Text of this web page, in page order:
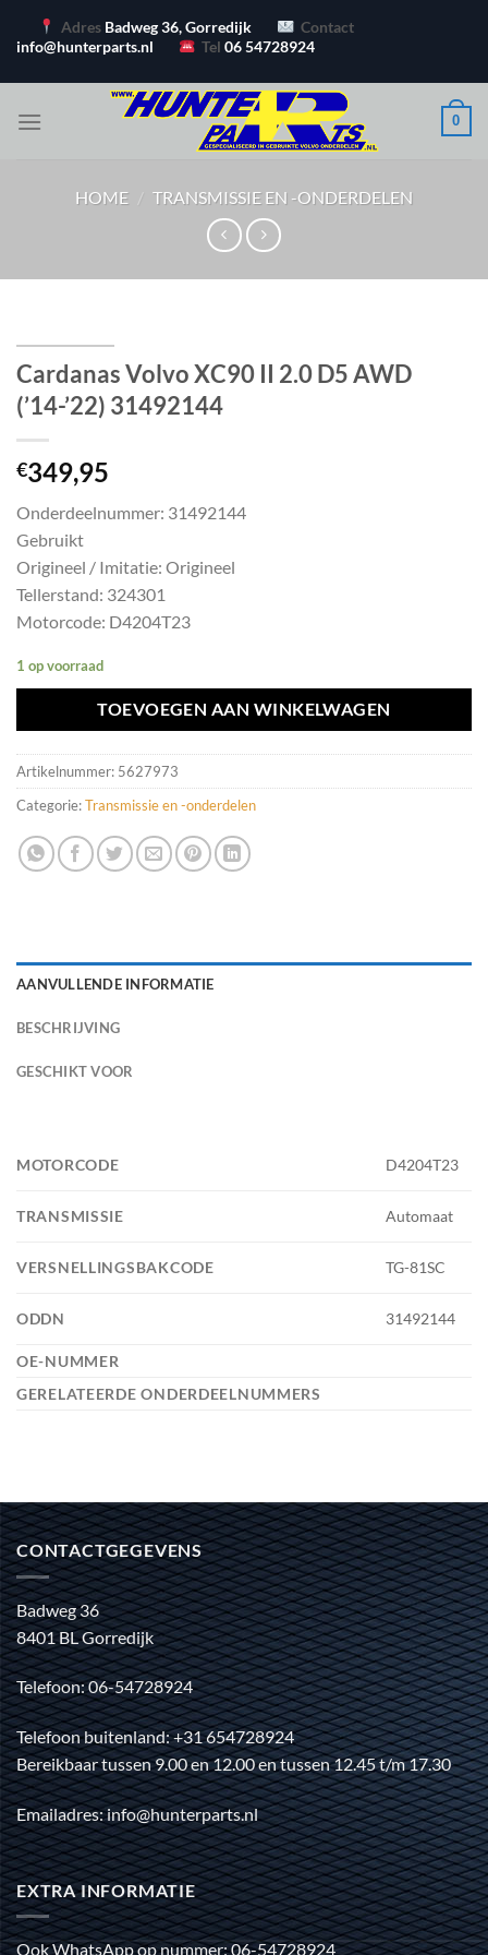
naar
Adres Badweg 36, Gorredijk
Contact
info@hunterparts.nl
Tel06 54728924
0
HOME / TRANSMISSIE EN -ONDERDELEN
Cardanas Volvo XC90 II 2.0 D5 AWD
(’14-’22) 31492144
€349,95
Onderdeelnummer: 31492144
Gebruikt
Origineel / Imitatie: Origineel
Tellerstand: 324301
Motorcode: D4204T23
1 op voorraad
TOEVOEGEN AAN WINKELWAGEN
Artikelnummer: 5627973
Categorie:Transmissie en -onderdelen
AANVULLENDE INFORMATIE
BESCHRIJVING
GESCHIKT VOOR
MOTORCODE D4204T23
TRANSMISSIE Automaat
VERSNELLINGSBAKCODE TG-81SC
ODDN 31492144
OE-NUMMER
GERELATEERDE ONDERDEELNUMMERS
CONTACTGEGEVENS
Badweg 36
8401 BL Gorredijk
Telefoon: 06-54728924
Telefoon buitenland: +31 654728924
Bereikbaar tussen 9.00 en 12.00 en tussen 12.45 t/m 17.30
Emailadres: info@hunterparts.nl
EXTRA INFORMATIE
Ook WhatsApp op nummer: 06-54728924